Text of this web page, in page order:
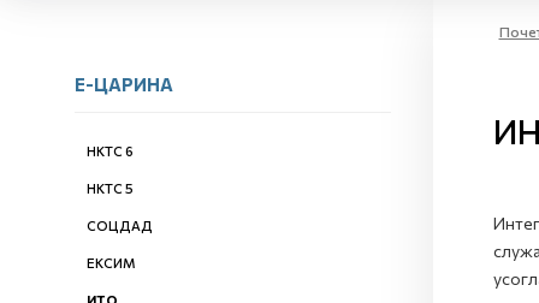
Е-ЦАРИНА
НКТС 6
НКТС 5
СОЦДАД
ЕКСИМ